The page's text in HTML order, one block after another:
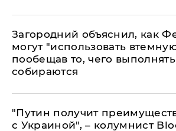
Загородний объяснил, как
могут "использовать
пообещав то, чего
собираются
"Путин получит
с Украиной", – колумнист